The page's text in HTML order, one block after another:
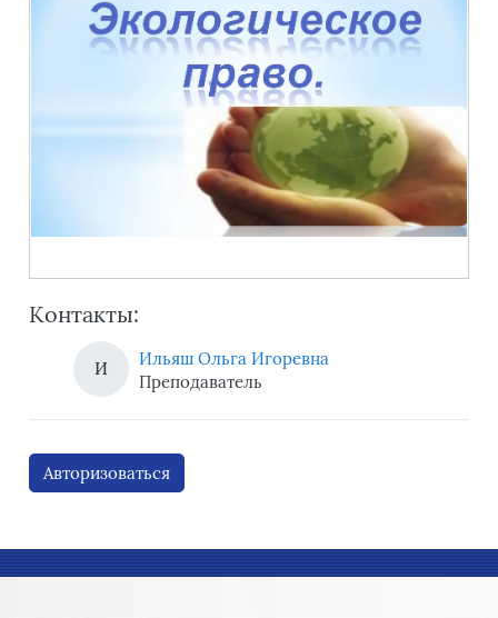
Контакты:
И
Ильяш Ольга Игоревна
Преподаватель
Авторизоваться
Блоки